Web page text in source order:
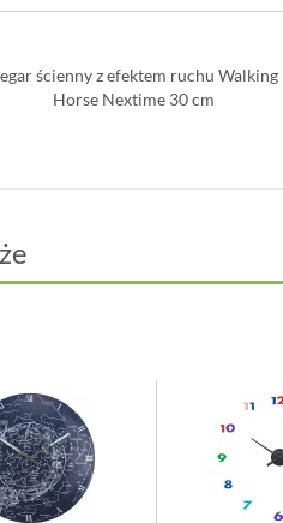
ścienny z efektem ruchu Walking
Horse Nextime 30 cm